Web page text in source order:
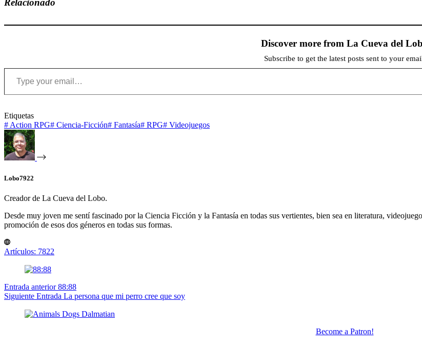
Relacionado
Discover more from La Cueva del
Subscribe to get the latest posts sent to your
Type your email…
Etiquetas
# Action RPG# Ciencia-Ficción# Fantasía# RPG# Videojuegos
Lobo7922
Creador de La Cueva del Lobo.
Desde muy joven me sentí fascinado por la Ciencia Ficción y la Fantasía en todas sus vertientes, bien sea en literatura,
promoción de esos dos géneros en todas sus formas.
Artículos: 7822
Entrada anterior88:88
Siguiente Entrada La persona que mi perro cree que soy
Become a Patron!